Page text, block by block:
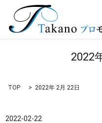
2022
TOP 2022年 2月 22日
2022-02-22